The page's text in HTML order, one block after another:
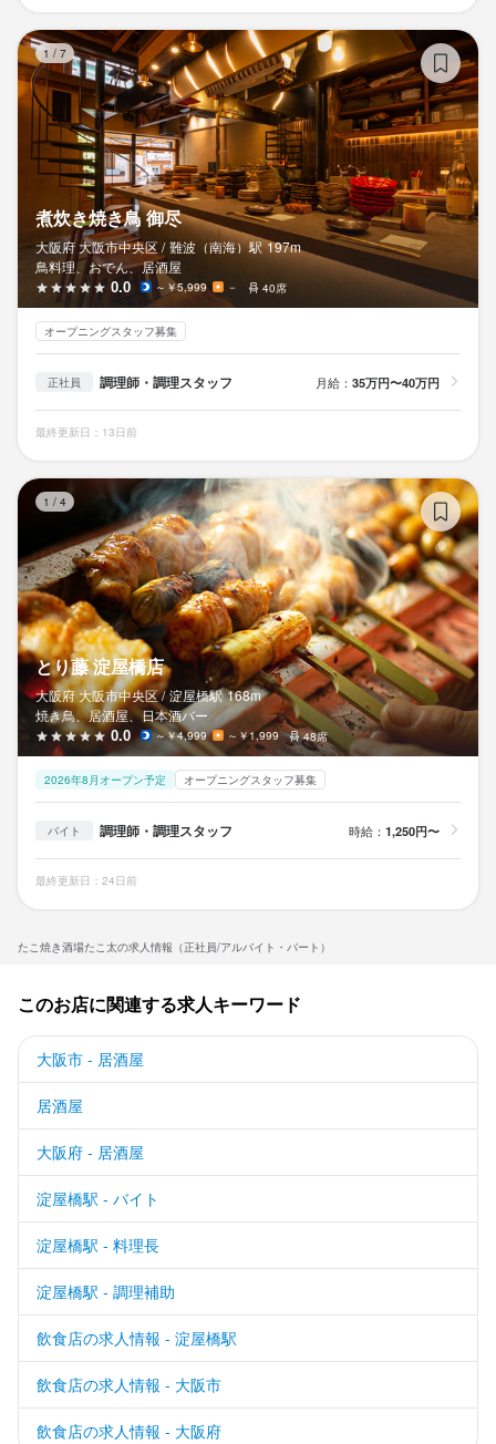
たこ焼き酒場たこ太の求人情報（正社員/アルバイト・パート）
1 / 7
煮炊き焼き鳥 御尽
大阪府 大阪市中央区 / 難波（南海）駅 197m
鳥料理、おでん、居酒屋
0.0 ～￥5,999 － 40席
オープニングスタッフ募集
正社員 調理師・調理スタッフ 月給： 35万円〜40万円
最終更新日：13日前
1 / 4
とり藤 淀屋橋店
大阪府 大阪市中央区 / 淀屋橋駅 168m
焼き鳥、居酒屋、日本酒バー
0.0 ～￥4,999 ～￥1,999 48席
2026年8月オープン予定 オープニングスタッフ募集
バイト 調理師・調理スタッフ 時給： 1,250円〜
最終更新日：24日前
このお店に関連する求人キーワード
大阪市 - 居酒屋
居酒屋
大阪府 - 居酒屋
淀屋橋駅 - バイト
淀屋橋駅 - 料理長
淀屋橋駅 - 調理補助
飲食店の求人情報 - 淀屋橋駅
飲食店の求人情報 - 大阪市
飲食店の求人情報 - 大阪府